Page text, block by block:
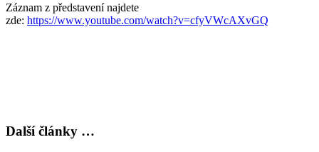
Záznam z představení najdete
zde: https://www.youtube.com/watch?v=cfyVWcAXvGQ
Další články …